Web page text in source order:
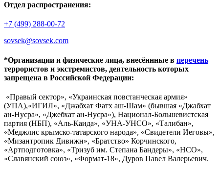
Отдел распространения:
+7 (499) 288-00-72
sovsek@sovsek.com
*Организации и физические лица, внесённные в перечень
террористов и экстремистов, деятельность которых
запрещена в Российской Федерации:
«Правый сектор», «Украинская повстанческая армия»
(УПА),«ИГИЛ», «Джабхат Фатх аш-Шам» (бывшая «Джабхат
ан-Нусра», «Джебхат ан-Нусра»), Национал-Большевистская
партия (НБП), «Аль-Каида», «УНА-УНСО», «Талибан»,
«Меджлис крымско-татарского народа», «Свидетели Иеговы»,
«Мизантропик Дивижн», «Братство» Корчинского,
«Артподготовка», «Тризуб им. Степана Бандеры», «НСО»,
«Славянский союз», «Формат-18», Дуров Павел Валерьевич.